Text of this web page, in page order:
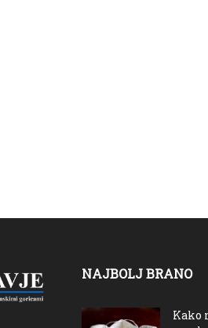
NAJBOLJ BRANO
Kako